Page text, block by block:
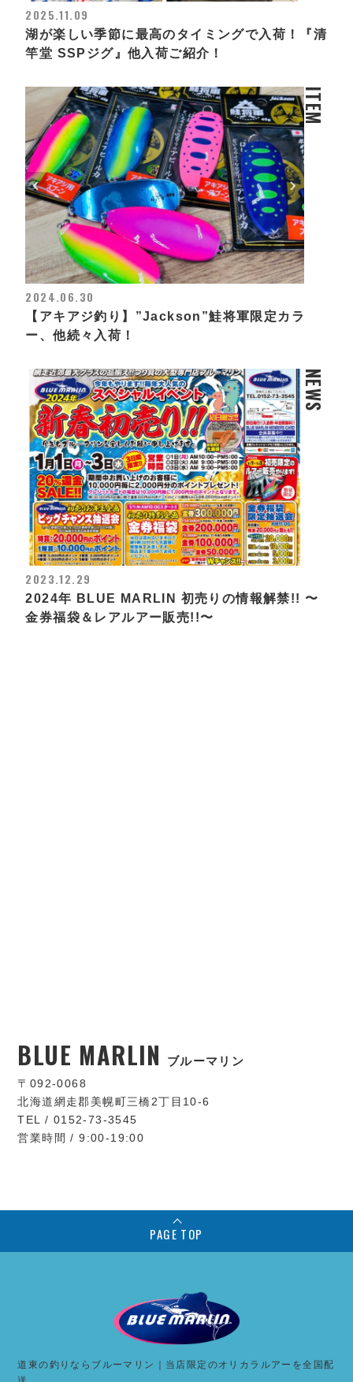
2025.11.09
湖が楽しい季節に最高のタイミングで入荷！『清
竿堂 SSPジグ』他入荷ご紹介！
ITEM
2024.06.30
【アキアジ釣り】”Jackson”鮭将軍限定カラ
ー、他続々入荷！
NEWS
2023.12.29
2024年 BLUE MARLIN 初売りの情報解禁!! 〜
金券福袋＆レアルアー販売!!〜
BLUE MARLIN ブルーマリン
〒092-0068
北海道網走郡美幌町三橋2丁目10-6
TEL / 0152-73-3545
営業時間 / 9:00-19:00
PAGE TOP
道東の釣りならブルーマリン｜当店限定のオリカラルアーを全国配